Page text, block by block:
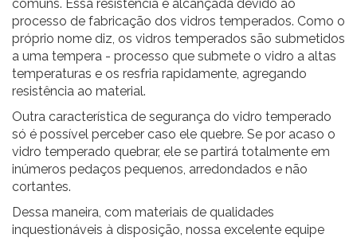
comuns. Essa resistência é alcançada devido ao
processo de fabricação dos vidros temperados. Como o
próprio nome diz, os vidros temperados são submetidos
a uma tempera - processo que submete o vidro a altas
temperaturas e os resfria rapidamente, agregando
resistência ao material.
Outra característica de segurança do vidro temperado
só é possível perceber caso ele quebre. Se por acaso o
vidro temperado quebrar, ele se partirá totalmente em
inúmeros pedaços pequenos, arredondados e não
cortantes.
Dessa maneira, com materiais de qualidades
inquestionáveis à disposição, nossa excelente equipe